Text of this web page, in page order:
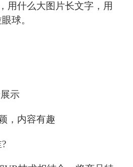
用什么大图片长文字，用
球。
示
，内容有趣